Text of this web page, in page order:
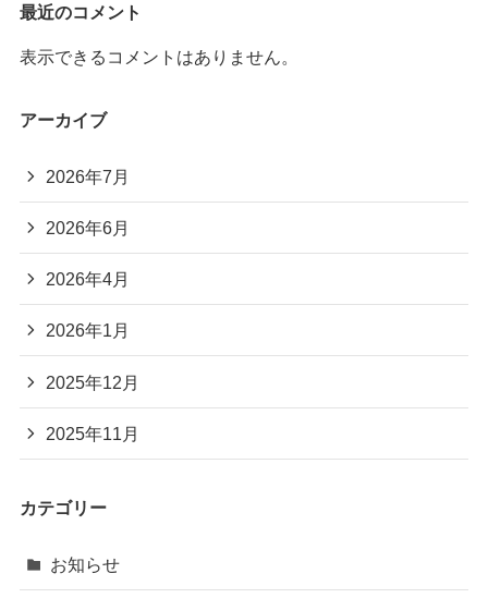
最近のコメント
表示できるコメントはありません。
アーカイブ
2026年7月
2026年6月
2026年4月
2026年1月
2025年12月
2025年11月
カテゴリー
お知らせ